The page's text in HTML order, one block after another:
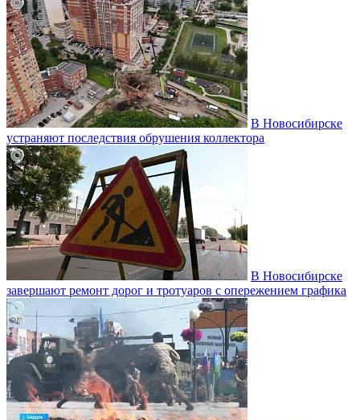
В Новосибирске
устраняют последствия обрушения коллектора
В Новосибирске
завершают ремонт дорог и тротуаров с опережением графика